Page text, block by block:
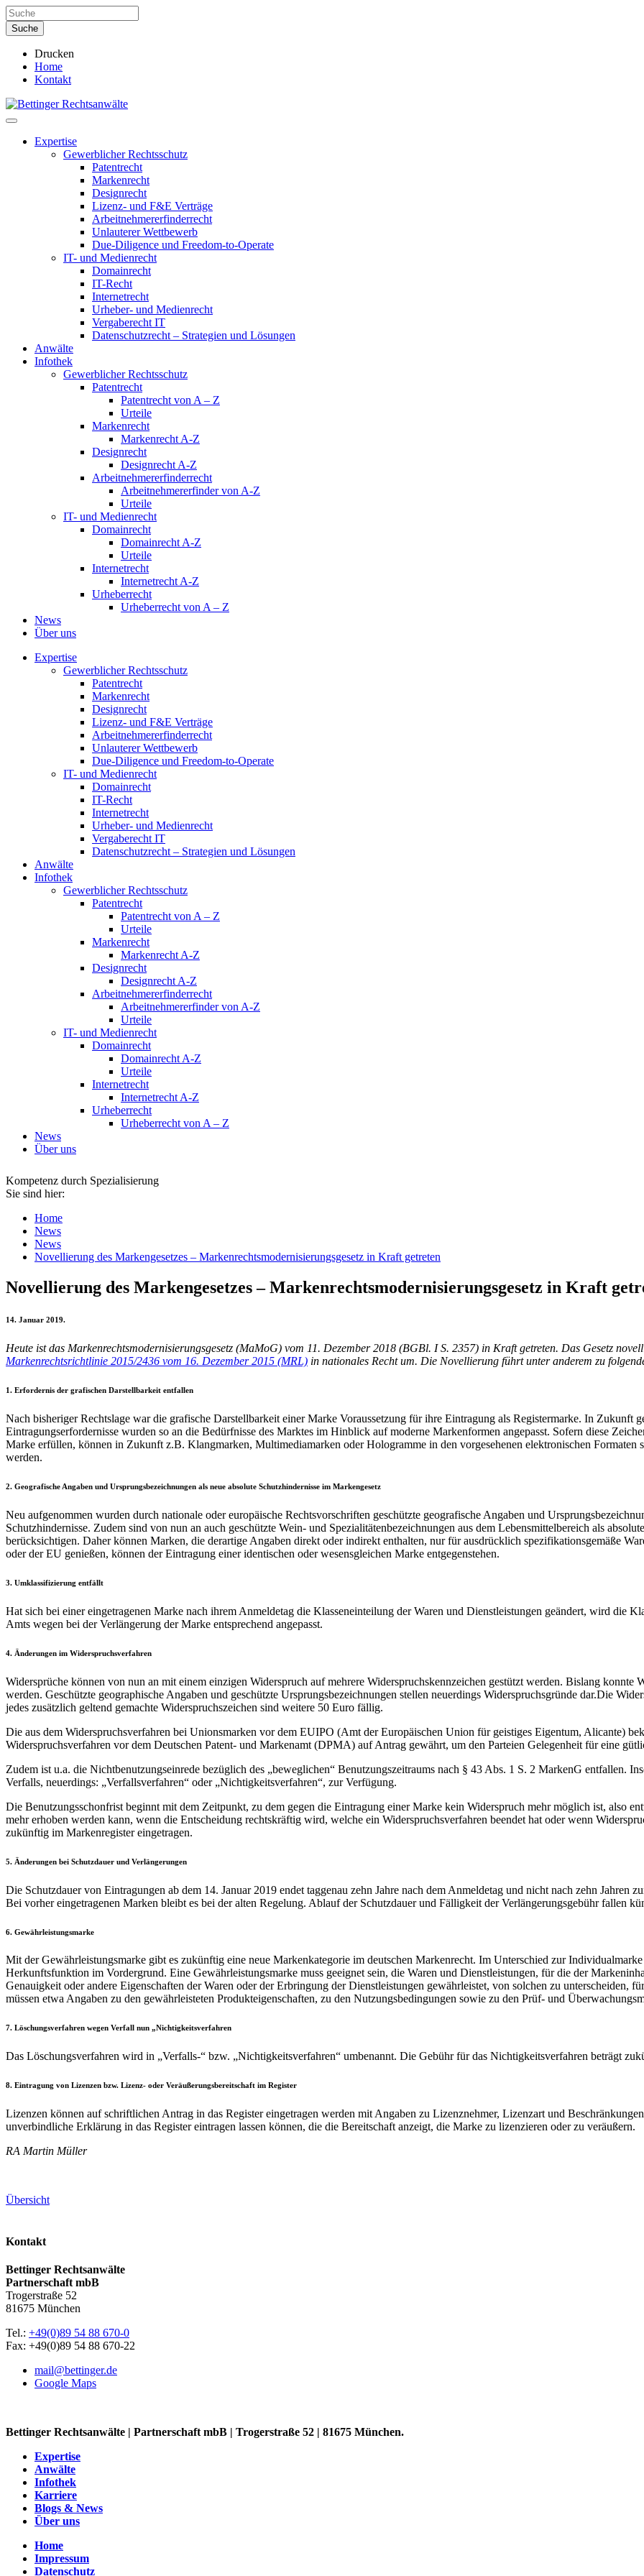
Drucken
Home
Kontakt
Expertise
Gewerblicher Rechtsschutz
Patentrecht
Markenrecht
Designrecht
Lizenz- und F&E Verträge
Arbeitnehmererfinderrecht
Unlauterer Wettbewerb
Due-Diligence und Freedom-to-Operate
IT- und Medienrecht
Domainrecht
IT-Recht
Internetrecht
Urheber- und Medienrecht
Vergaberecht IT
Datenschutzrecht – Strategien und Lösungen
Anwälte
Infothek
Gewerblicher Rechtsschutz
Patentrecht
Patentrecht von A – Z
Urteile
Markenrecht
Markenrecht A-Z
Designrecht
Designrecht A-Z
Arbeitnehmererfinderrecht
Arbeitnehmererfinder von A-Z
Urteile
IT- und Medienrecht
Domainrecht
Domainrecht A-Z
Urteile
Internetrecht
Internetrecht A-Z
Urheberrecht
Urheberrecht von A – Z
News
Über uns
Expertise
Gewerblicher Rechtsschutz
Patentrecht
Markenrecht
Designrecht
Lizenz- und F&E Verträge
Arbeitnehmererfinderrecht
Unlauterer Wettbewerb
Due-Diligence und Freedom-to-Operate
IT- und Medienrecht
Domainrecht
IT-Recht
Internetrecht
Urheber- und Medienrecht
Vergaberecht IT
Datenschutzrecht – Strategien und Lösungen
Anwälte
Infothek
Gewerblicher Rechtsschutz
Patentrecht
Patentrecht von A – Z
Urteile
Markenrecht
Markenrecht A-Z
Designrecht
Designrecht A-Z
Arbeitnehmererfinderrecht
Arbeitnehmererfinder von A-Z
Urteile
IT- und Medienrecht
Domainrecht
Domainrecht A-Z
Urteile
Internetrecht
Internetrecht A-Z
Urheberrecht
Urheberrecht von A – Z
News
Über uns
Kompetenz durch Spezialisierung
Sie sind hier:
Home
News
News
Novellierung des Markengesetzes – Markenrechtsmodernisierungsgesetz in Kraft getreten
Novellierung des Markengesetzes – Markenrechtsmodernisierungsgesetz in Kraft
14. Januar 2019.
Heute ist das Markenrechtsmodernisierungsgesetz (MaMoG) vom 11. Dezember 2018 (BGBl. I S. 2357) in Kraft getreten. Das Gesetz
Markenrechtsrichtlinie 2015/2436 vom 16. Dezember 2015 (MRL) in nationales Recht um. Die Novellierung führt unter anderem zu
1. Erfordernis der grafischen Darstellbarkeit entfallen
Nach bisheriger Rechtslage war die grafische Darstellbarkeit einer Marke Voraussetzung für ihre Eintragung als Registermarke. In Zukunft
Eintragungserfordernisse wurden so an die Bedürfnisse des Marktes im Hinblick auf moderne Markenformen angepasst. Sofern diese
Marke erfüllen, können in Zukunft z.B. Klangmarken, Multimediamarken oder Hologramme in den vorgesehenen elektronischen Formaten
werden.
2. Geografische Angaben und Ursprungsbezeichnungen als neue absolute Schutzhindernisse im Markengesetz
Neu aufgenommen wurden durch nationale oder europäische Rechtsvorschriften geschützte geografische Angaben und
Schutzhindernisse. Zudem sind von nun an auch geschützte Wein- und Spezialitätenbezeichnungen aus dem Lebensmittelbereich als
berücksichtigen. Daher können Marken, die derartige Angaben direkt oder indirekt enthalten, nur für ausdrücklich spezifikationsgemäße
oder der EU genießen, können der Eintragung einer identischen oder wesensgleichen Marke entgegenstehen.
3. Umklassifizierung entfällt
Hat sich bei einer eingetragenen Marke nach ihrem Anmeldetag die Klasseneinteilung der Waren und Dienstleistungen geändert, wird die
Amts wegen bei der Verlängerung der Marke entsprechend angepasst.
4. Änderungen im Widerspruchsverfahren
Widersprüche können von nun an mit einem einzigen Widerspruch auf mehrere Widerspruchskennzeichen gestützt werden. Bislang konnte
werden. Geschützte geographische Angaben und geschützte Ursprungsbezeichnungen stellen neuerdings Widerspruchsgründe dar.Die
jedes zusätzlich geltend gemachte Widerspruchszeichen sind weitere 50 Euro fällig.
Die aus dem Widerspruchsverfahren bei Unionsmarken vor dem EUIPO (Amt der Europäischen Union für geistiges Eigentum, Alicante)
Widerspruchsverfahren vor dem Deutschen Patent- und Markenamt (DPMA) auf Antrag gewährt, um den Parteien Gelegenheit für eine
Zudem ist u.a. die Nichtbenutzungseinrede bezüglich des „beweglichen“ Benutzungszeitraums nach § 43 Abs. 1 S. 2 MarkenG entfallen.
Verfalls, neuerdings: „Verfallsverfahren“ oder „Nichtigkeitsverfahren“, zur Verfügung.
Die Benutzungsschonfrist beginnt mit dem Zeitpunkt, zu dem gegen die Eintragung einer Marke kein Widerspruch mehr möglich ist, also
mehr erhoben werden kann, wenn die Entscheidung rechtskräftig wird, welche ein Widerspruchsverfahren beendet hat oder wenn
zukünftig im Markenregister eingetragen.
5. Änderungen bei Schutzdauer und Verlängerungen
Die Schutzdauer von Eintragungen ab dem 14. Januar 2019 endet taggenau zehn Jahre nach dem Anmeldetag und nicht nach zehn Jahren
Bei vorher eingetragenen Marken bleibt es bei der alten Regelung. Ablauf der Schutzdauer und Fälligkeit der Verlängerungsgebühr fallen
6. Gewährleistungsmarke
Mit der Gewährleistungsmarke gibt es zukünftig eine neue Markenkategorie im deutschen Markenrecht. Im Unterschied zur
Herkunftsfunktion im Vordergrund. Eine Gewährleistungsmarke muss geeignet sein, die Waren und Dienstleistungen, für die der
Genauigkeit oder andere Eigenschaften der Waren oder der Erbringung der Dienstleistungen gewährleistet, von solchen zu unterscheiden,
müssen etwa Angaben zu den gewährleisteten Produkteigenschaften, zu den Nutzungsbedingungen sowie zu den Prüf- und
7. Löschungsverfahren wegen Verfall nun „Nichtigkeitsverfahren
Das Löschungsverfahren wird in „Verfalls-“ bzw. „Nichtigkeitsverfahren“ umbenannt. Die Gebühr für das Nichtigkeitsverfahren beträgt
8. Eintragung von Lizenzen bzw. Lizenz- oder Veräußerungsbereitschaft im Register
Lizenzen können auf schriftlichen Antrag in das Register eingetragen werden mit Angaben zu Lizenznehmer, Lizenzart und
unverbindliche Erklärung in das Register eintragen lassen können, die die Bereitschaft anzeigt, die Marke zu lizenzieren oder zu veräußern.
RA Martin Müller
Übersicht
Kontakt
Bettinger Rechtsanwälte
Partnerschaft mbB
Trogerstraße 52
81675 München
Tel.: +49(0)89 54 88 670-0
Fax: +49(0)89 54 88 670-22
mail@bettinger.de
Google Maps
Bettinger Rechtsanwälte | Partnerschaft mbB | Trogerstraße 52 | 81675 München.
Expertise
Anwälte
Infothek
Karriere
Blogs & News
Über uns
Home
Impressum
Datenschutz